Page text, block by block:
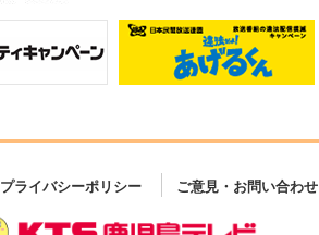
プライバシーポリシー ご意見・お問い合わせ